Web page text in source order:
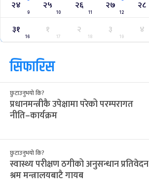
२४
9
२५
10
२६
11
२७
12
२८
३१
16
१
17
२
18
३
19
४
सिफारिस
छुटाउनुभयो कि?
प्रधानमन्त्रीकै उपेक्षामा परेको परम्परागत
नीति–कार्यक्रम
छुटाउनुभयो कि?
स्वास्थ्य परीक्षण ठगीको अनुसन्धान प्रतिवेदन
श्रम मन्त्रालयबाटै गायब